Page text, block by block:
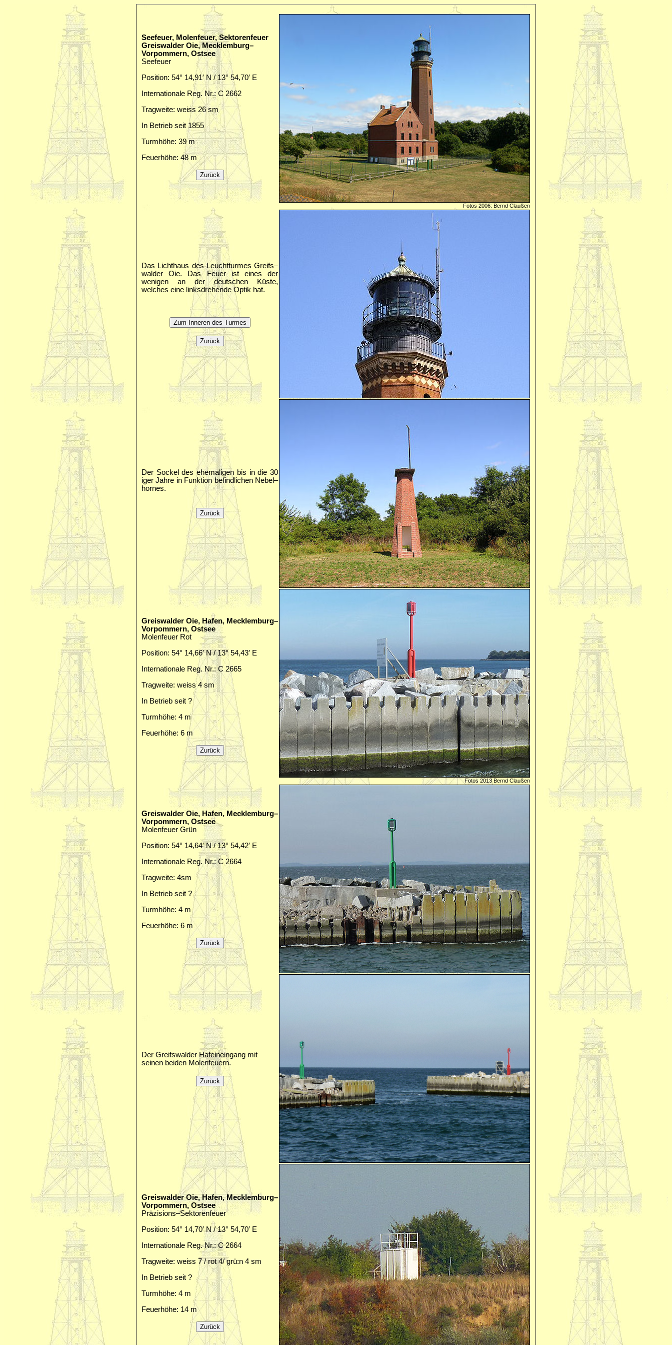
Seefeuer, Molenfeuer, Sektorenfeuer
Greiswalder Oie, Mecklemburg–
Vorpommern, Ostsee
Seefeuer
Position: 54° 14,91′ N / 13° 54,70′ E
Internationale Reg. Nr.: C 2662
Tragweite: weiss 26 sm
In Betrieb seit 1855
Turmhöhe: 39 m
Feuerhöhe: 48 m
Fotos 2006: Bernd Claußen
Das Lichthaus des Leuchtturmes Greifs–
walder Oie. Das Feuer ist eines der
wenigen an der deutschen Küste,
welches eine linksdrehende Optik hat.
Der Sockel des ehemaligen bis in die 30
iger Jahre in Funktion befindlichen Nebel–
hornes.
Greiswalder Oie, Hafen, Mecklemburg–
Vorpommern, Ostsee
Molenfeuer Rot
Position: 54° 14,66′ N / 13° 54,43′ E
Internationale Reg. Nr.: C 2665
Tragweite: weiss 4 sm
In Betrieb seit ?
Turmhöhe: 4 m
Feuerhöhe: 6 m
Fotos 2013 Bernd Claußen
Greiswalder Oie, Hafen, Mecklemburg–
Vorpommern, Ostsee
Molenfeuer Grün
Position: 54° 14,64′ N / 13° 54,42′ E
Internationale Reg. Nr.: C 2664
Tragweite: 4sm
In Betrieb seit ?
Turmhöhe: 4 m
Feuerhöhe: 6 m
Der Greifswalder Hafeineingang mit
seinen beiden Molenfeuern.
Greiswalder Oie, Hafen, Mecklemburg–
Vorpommern, Ostsee
Präzisions–Sektorenfeuer
Position: 54° 14,70′ N / 13° 54,70′ E
Internationale Reg. Nr.: C 2664
Tragweite: weiss 7 / rot 4/ grü:n 4 sm
In Betrieb seit ?
Turmhöhe: 4 m
Feuerhöhe: 14 m